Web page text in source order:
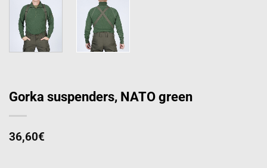
Gorka suspenders, NATO green
36,60€